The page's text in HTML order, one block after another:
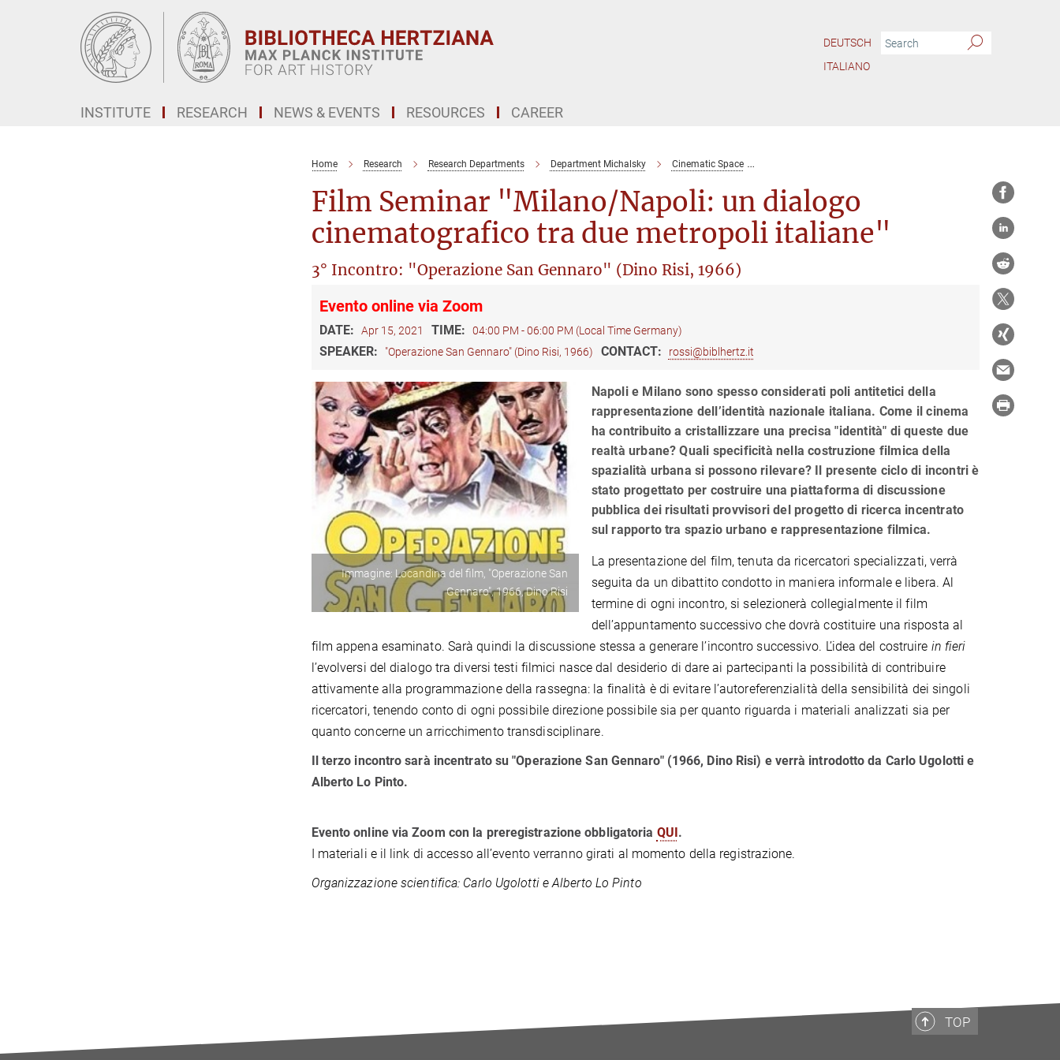
DEUTSCH
ITALIANO
INSTITUTE RESEARCH NEWS & EVENTS RESOURCES CAREER
Home Research Research Departments Department Michalsky Cinematic Space
Film Seminar "Milano/Napoli: un dialogo
cinematografico tra due metropoli italiane"
3° Incontro: "Operazione San Gennaro" (Dino Risi, 1966)
Evento online via Zoom
DATE: Apr 15, 2021 TIME: 04:00 PM - 06:00 PM (Local Time Germany)
SPEAKER: "Operazione San Gennaro" (Dino Risi, 1966) CONTACT: rossi@biblhertz.it
Immagine: Locandina del film, "Operazione San
Gennaro", 1966, Dino Risi
Napoli e Milano sono spesso considerati poli antitetici della
rappresentazione dell’identità nazionale italiana. Come il cinema
ha contribuito a cristallizzare una precisa "identità" di queste due
realtà urbane? Quali specificità nella costruzione filmica della
spazialità urbana si possono rilevare? Il presente ciclo di incontri è
stato progettato per costruire una piattaforma di discussione
pubblica dei risultati provvisori del progetto di ricerca incentrato
sul rapporto tra spazio urbano e rappresentazione filmica.
La presentazione del film, tenuta da ricercatori specializzati, verrà
seguita da un dibattito condotto in maniera informale e libera. Al
termine di ogni incontro, si selezionerà collegialmente il film
dell’appuntamento successivo che dovrà costituire una risposta al
film appena esaminato. Sarà quindi la discussione stessa a generare l’incontro successivo. L’idea del costruire in fieri
l’evolversi del dialogo tra diversi testi filmici nasce dal desiderio di dare ai partecipanti la possibilità di contribuire
attivamente alla programmazione della rassegna: la finalità è di evitare l’autoreferenzialità della sensibilità dei singoli
ricercatori, tenendo conto di ogni possibile direzione possibile sia per quanto riguarda i materiali analizzati sia per
quanto concerne un arricchimento transdisciplinare.
Il terzo incontro sarà incentrato su "Operazione San Gennaro" (1966, Dino Risi) e verrà introdotto da Carlo Ugolotti e
Alberto Lo Pinto.
Evento online via Zoom con la preregistrazione obbligatoria QUI.
I materiali e il link di accesso all’evento verranno girati al momento della registrazione.
Organizzazione scientifica: Carlo Ugolotti e Alberto Lo Pinto
TOP